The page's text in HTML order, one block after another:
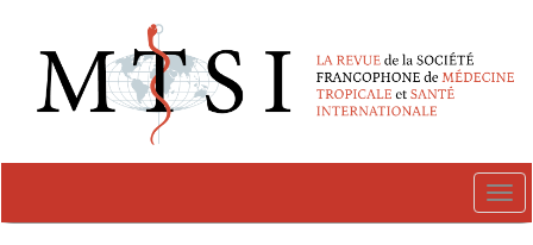
##plugins.themes.novelty.accessible_menu.main_navigation##
##plugins.themes.novelty.accessible_menu.main_content##
##plugins.themes.novelty.accessible_menu.sidebar##